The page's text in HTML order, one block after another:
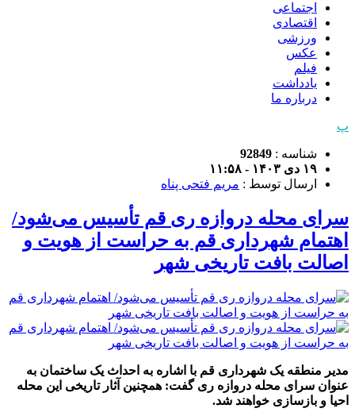
اجتماعی
اقتصادی
ورزشی
عکس
فیلم
یادداشت
درباره ما
پ
شناسه : 92849
۱۹ دی ۱۴۰۳ - ۱۱:۵۸
ارسال توسط : مریم فتحی پناه
سرای محله دروازه ری قم تأسیس می‌شود/
اهتمام شهرداری قم به حراست از هویت و
اصالت بافت تاریخی شهر
مدیر منطقه یک شهرداری قم با اشاره به احداث یک ساختمان به
عنوان سرای محله دروازه ری گفت: همچنین آثار تاریخی این محله
احیا و بازسازی خواهند شد.